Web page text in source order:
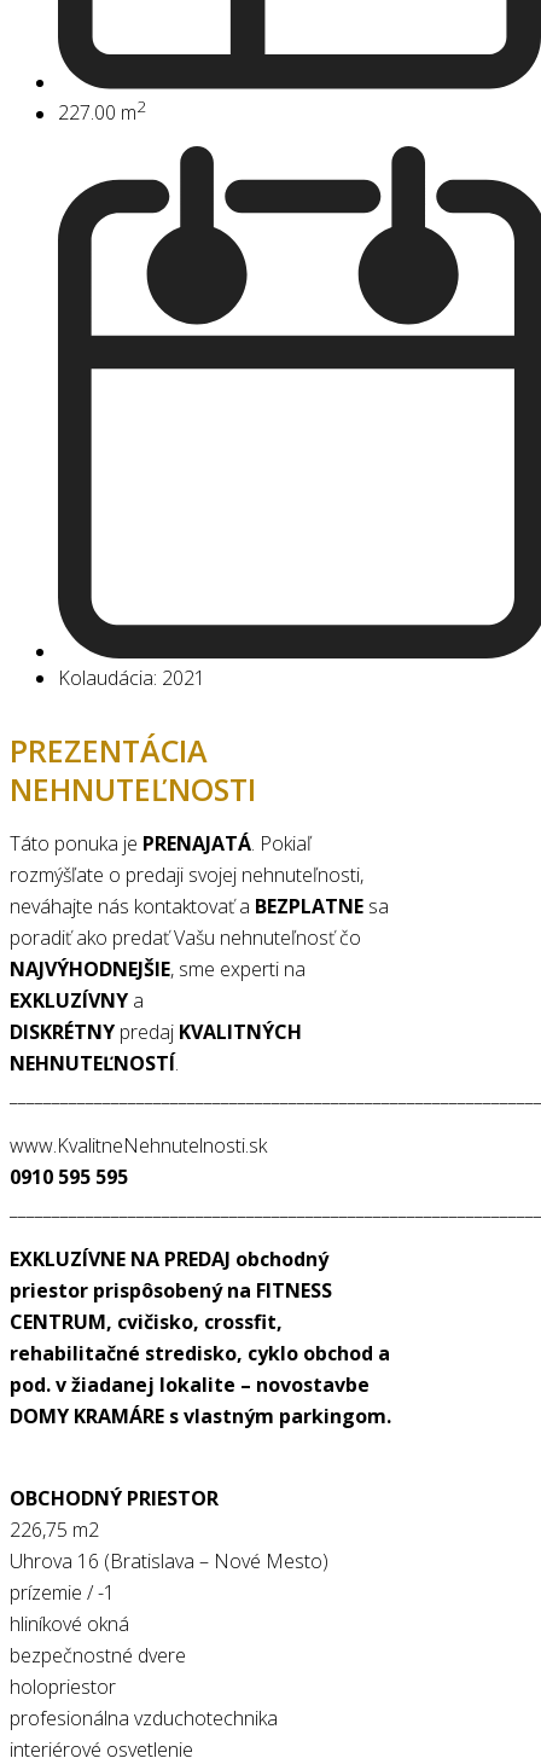
227.00 m2
Kolaudácia: 2021
PREZENTÁCIA
NEHNUTEĽNOSTI
Táto ponuka je PRENAJATÁ. Pokiaľ
rozmýšľate o predaji svojej nehnuteľnosti,
neváhajte nás kontaktovať a BEZPLATNE sa
poradiť ako predať Vašu nehnuteľnosť čo
NAJVÝHODNEJŠIE, sme experti na
EXKLUZÍVNY a
DISKRÉTNY predaj KVALITNÝCH
NEHNUTEĽNOSTÍ.
www.KvalitneNehnutelnosti.sk
0910 595 595
EXKLUZÍVNE NA PREDAJ obchodný
priestor prispôsobený na FITNESS
CENTRUM, cvičisko, crossfit,
rehabilitačné stredisko, cyklo obchod a
pod. v žiadanej lokalite – novostavbe
DOMY KRAMÁRE s vlastným parkingom.
OBCHODNÝ PRIESTOR
226,75 m2
Uhrova 16 (Bratislava – Nové Mesto)
prízemie / -1
hliníkové okná
bezpečnostné dvere
holopriestor
profesionálna vzduchotechnika
interiérové osvetlenie